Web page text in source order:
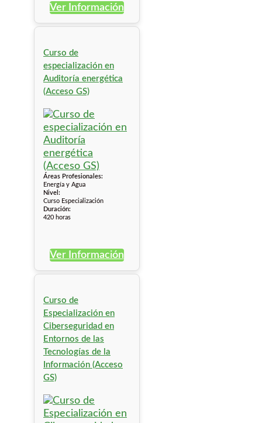
Ver Información
Curso de
especialización en
Auditoría energética
(Acceso GS)
Áreas Profesionales:
Energía y Agua
Nivel:
Curso Especialización
Duración:
420 horas
Ver Información
Curso de
Especialización en
Ciberseguridad en
Entornos de las
Tecnologías de la
Información (Acceso
GS)